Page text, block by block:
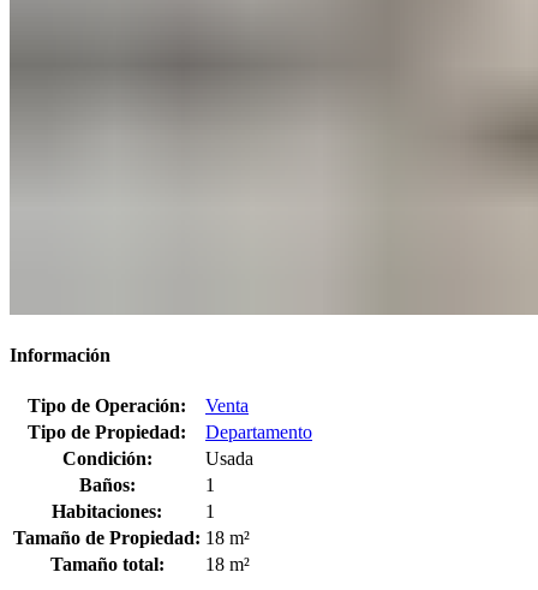
Información
Tipo de Operación:
Venta
Tipo de Propiedad:
Departamento
Condición:
Usada
Baños:
1
Habitaciones:
1
Tamaño de Propiedad: 18 m²
Tamaño total:
18 m²